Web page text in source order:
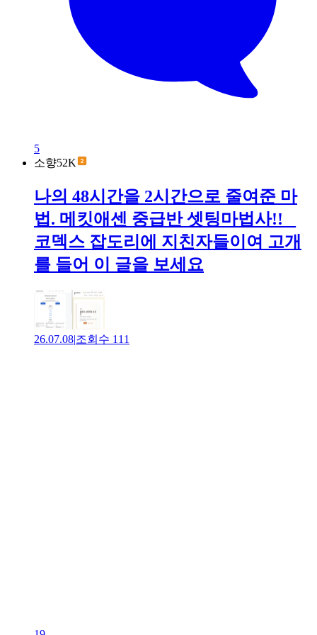
5
소향52K
나의 48시간을 2시간으로 줄여준 마
법. 메킷애센 중급반 셋팅마법사!! _
코덱스 잡도리에 지친자들이여 고개
를 들어 이 글을 보세요
26.07.08|조회수 111